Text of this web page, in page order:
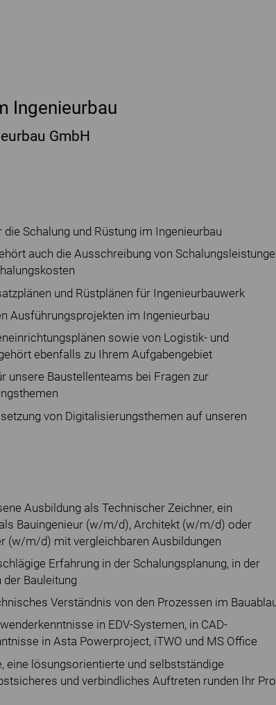
Ingenieurbau
GmbH
Schalung und Rüstung im Ingenieurbau
auch die Ausschreibung von
und Rüstplänen für Ingenieurbauwerk
Ausführungsprojekten im Ingenieurbau
sowie von Logistik- und
ebenfalls zu Ihrem Aufgabengebiet
unsere Baustellenteams bei Fragen zur
von Digitalisierungsthemen auf unseren
Ausbildung als Technischer Zeichner, ein
Bauingenieur (w/m/d), Architekt (w/m/d) oder
(w/m/d) mit vergleichbaren Ausbildungen
Erfahrung in der Schalungsplanung, in der
Bauleitung
Verständnis von den Prozessen im
in EDV-Systemen, in CAD-
in Asta Powerproject, iTWO und MS Office
eine lösungsorientierte und selbstständige
und verbindliches Auftreten runden Ihr